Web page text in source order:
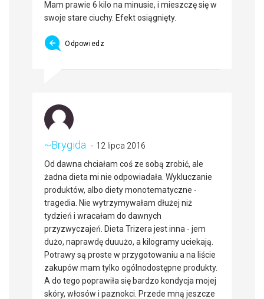
Mam prawie 6 kilo na minusie, i mieszczę się w
swoje stare ciuchy. Efekt osiągnięty.
Odpowiedz
~Brygida
12 lipca 2016
Od dawna chciałam coś ze sobą zrobić, ale
żadna dieta mi nie odpowiadała. Wykluczanie
produktów, albo diety monotematyczne -
tragedia. Nie wytrzymywałam dłużej niż
tydzień i wracałam do dawnych
przyzwyczajeń. Dieta Trizera jest inna - jem
dużo, naprawdę duuużo, a kilogramy uciekają.
Potrawy są proste w przygotowaniu a na liście
zakupów mam tylko ogólnodostępne produkty.
A do tego poprawiła się bardzo kondycja mojej
skóry, włosów i paznokci. Przede mną jeszcze